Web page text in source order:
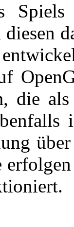
Spiels
die